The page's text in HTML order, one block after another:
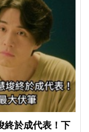
終於成代表！下